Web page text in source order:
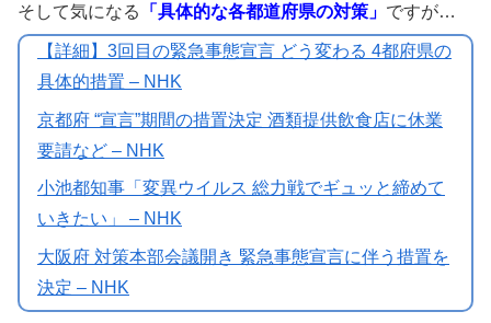
そして気になる 「具体的な各都道府県の対策」 ですが…
【詳細】3回目の緊急事態宣言 どう変わる 4都府県の
具体的措置 – NHK
京都府 “宣言”期間の措置決定 酒類提供飲食店に休業
要請など – NHK
小池都知事「変異ウイルス 総力戦でギュッと締めて
いきたい」 – NHK
大阪府 対策本部会議開き 緊急事態宣言に伴う措置を
決定 – NHK